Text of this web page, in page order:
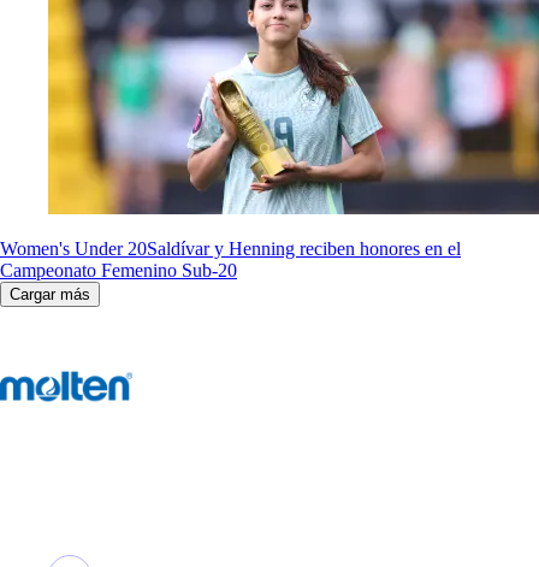
Women's Under 20Saldívar y Henning reciben honores en el
Campeonato Femenino Sub-20
Cargar más